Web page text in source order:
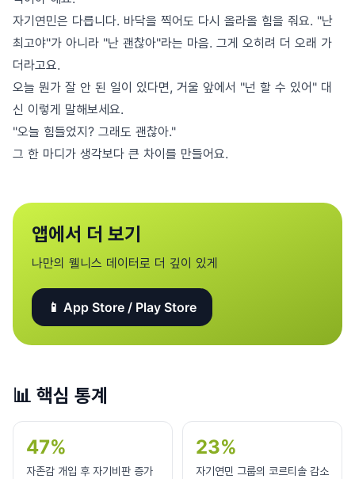
자기연민은 다릅니다. 바닥을 찍어도 다시 올라올 힘을 줘요. "난
최고야"가 아니라 "난 괜찮아"라는 마음. 그게 오히려 더 오래 가
더라고요.
오늘 뭔가 잘 안 된 일이 있다면, 거울 앞에서 "넌 할 수 있어" 대
신 이렇게 말해보세요.
"오늘 힘들었지? 그래도 괜찮아."
그 한 마디가 생각보다 큰 차이를 만들어요.
앱에서 더 보기
나만의 웰니스 데이터로 더 깊이 있게
📱 App Store / Play Store
📊 핵심 통계
47%
자존감 개입 후 자기비판 증가
23%
자기연민 그룹의 코르티솔 감소